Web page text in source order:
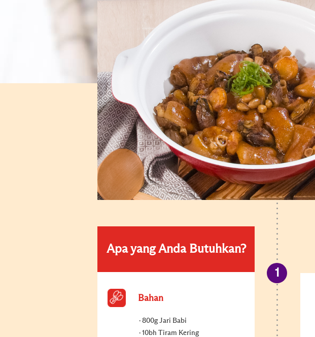
Apa yang Anda Butuhkan?
Bahan
800g Jari Babi
10bh Tiram Kering